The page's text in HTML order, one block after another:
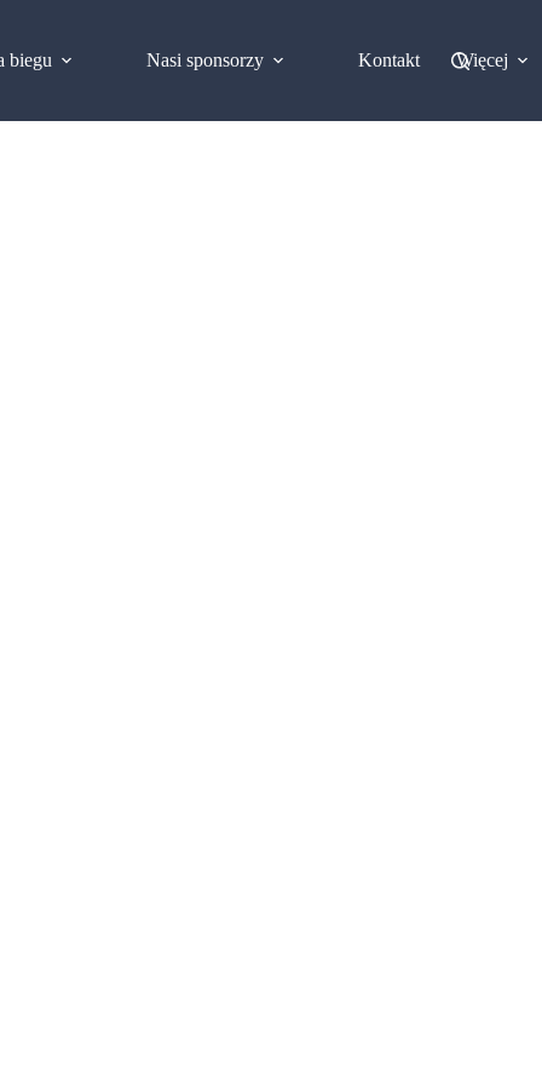
biegu Nasi sponsorzy Kontakt Więcej